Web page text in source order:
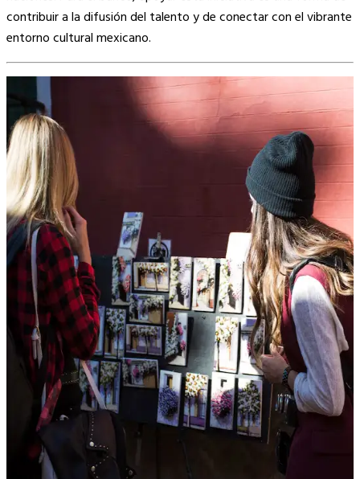
contribuir a la difusión del talento y de conectar con el vibrante
entorno cultural mexicano.